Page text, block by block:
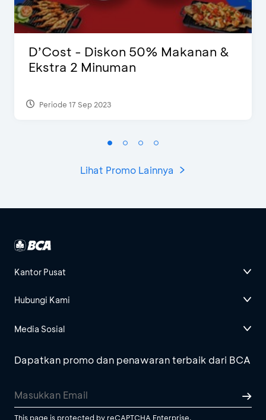
D’Cost - Diskon 50% Makanan &
Ekstra 2 Minuman
Periode 17 Sep 2023
Lihat Promo Lainnya
Kantor Pusat
Hubungi Kami
Media Sosial
Dapatkan promo dan penawaran terbaik dari BCA
This page is protected by reCAPTCHA Enterprise.